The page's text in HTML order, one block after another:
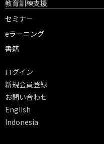
教育訓練支援
セミナー
eラーニング
書籍
ログイン
新規会員登録
お問い合わせ
English
Indonesia